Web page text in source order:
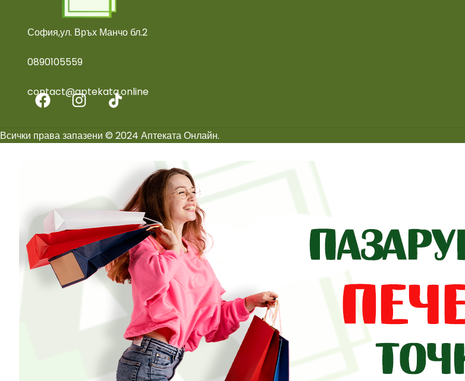
София,ул. Връх Манчо бл.2
0890105559
contact@aptekata.online
Всички права запазени © 2024 Аптеката Онлайн.